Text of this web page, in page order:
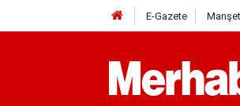
E-Gazete